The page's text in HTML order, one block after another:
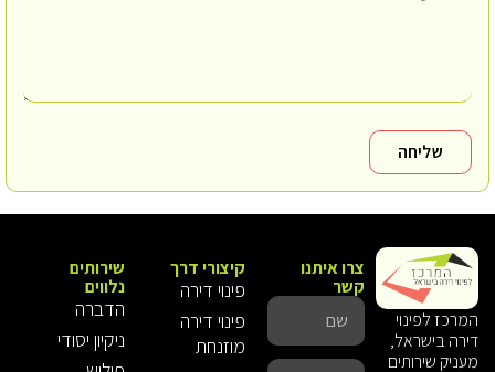
שליחה
המרכז לפינוי
דירה בישראל,
מעניק שירותים
קיצורי דרך
פינוי דירה
פינוי דירה
מוזנחת
שירותים
נלווים
הדברה
ניקיון יסודי
צרו איתנו
קשר